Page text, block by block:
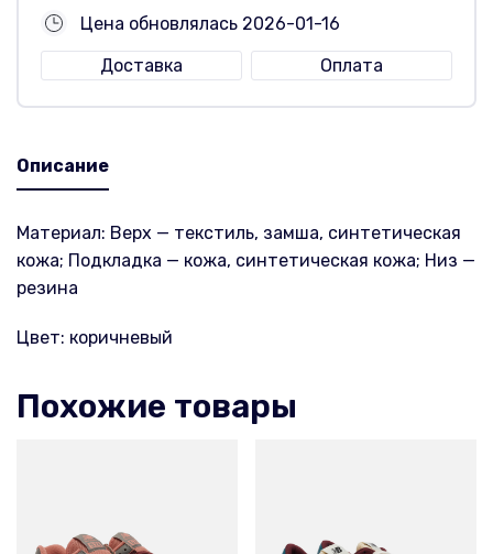
Цена обновлялась 2026-01-16
Доставка
Оплата
Описание
Материал: Верх — текстиль, замша, синтетическая
кожа; Подкладка — кожа, синтетическая кожа; Низ —
резина
Цвет: коричневый
Похожие товары